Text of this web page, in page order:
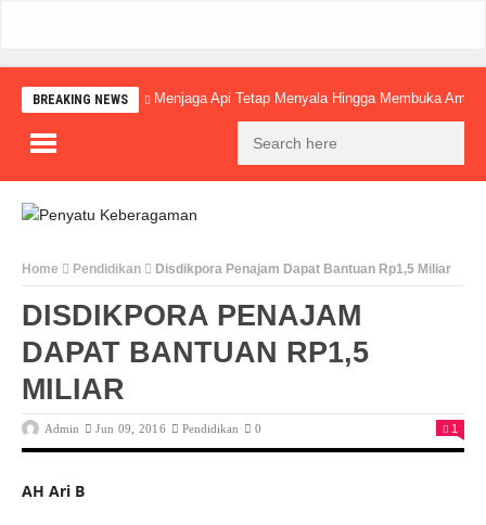
BREAKING NEWS Menjaga Api Tetap Menyala Hingga Membuka
Home Pendidikan Disdikpora Penajam Dapat Bantuan Rp1,5 Miliar
DISDIKPORA PENAJAM
DAPAT BANTUAN RP1,5
MILIAR
Admin Jun 09, 2016 Pendidikan 0 1
AH Ari B